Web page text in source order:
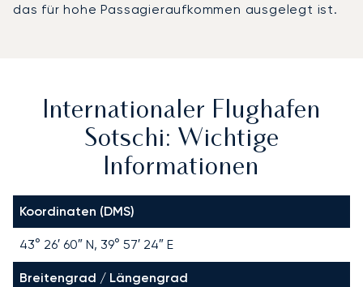
das für hohe Passagieraufkommen ausgelegt ist.
Internationaler Flughafen
Sotschi: Wichtige
Informationen
Koordinaten (DMS)
43° 26′ 60″ N, 39° 57′ 24″ E
Breitengrad / Längengrad